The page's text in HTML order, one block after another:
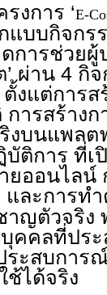
การ ‘E-
แบบกิจกร
การช่วยผู้
’ ผ่าน 4 กิ
งแต่การ
ารสร้าง
งบนแพล
บัติการ ที่เ
ยออนไลน์
และการท
าญตัวจริง
คคลที่ประ
ระสบการ
ช้ได้จริง